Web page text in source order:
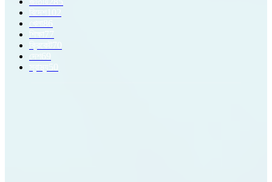
বিদেশ
102
খেলা86
শিক্ষা77
ক্রিকেট 70
দেশ 69
স্বাস্থ্য 50